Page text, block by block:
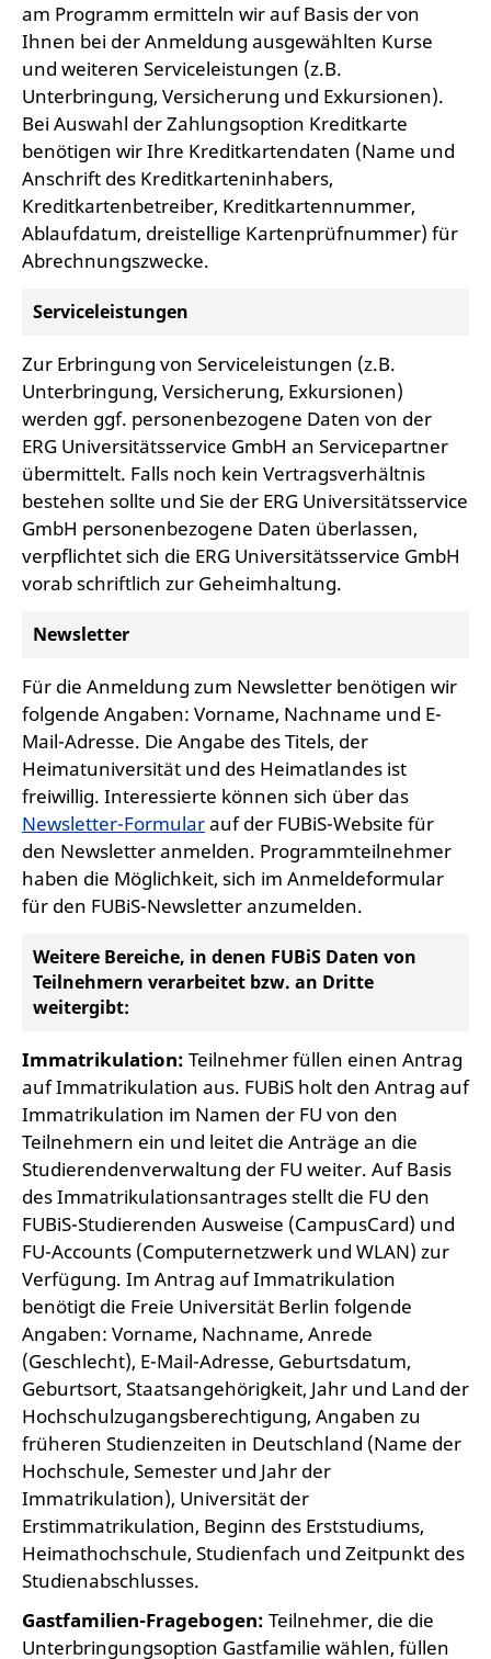
am Programm ermitteln wir auf Basis der von
Ihnen bei der Anmeldung ausgewählten Kurse
und weiteren Serviceleistungen (z.B.
Unterbringung, Versicherung und Exkursionen).
Bei Auswahl der Zahlungsoption Kreditkarte
benötigen wir Ihre Kreditkartendaten (Name und
Anschrift des Kreditkarteninhabers,
Kreditkartenbetreiber, Kreditkartennummer,
Ablaufdatum, dreistellige Kartenprüfnummer) für
Abrechnungszwecke.
Serviceleistungen
Zur Erbringung von Serviceleistungen (z.B.
Unterbringung, Versicherung, Exkursionen)
werden ggf. personenbezogene Daten von der
ERG Universitätsservice GmbH an Servicepartner
übermittelt. Falls noch kein Vertragsverhältnis
bestehen sollte und Sie der ERG Universitätsservice
GmbH personenbezogene Daten überlassen,
verpflichtet sich die ERG Universitätsservice GmbH
vorab schriftlich zur Geheimhaltung.
Newsletter
Für die Anmeldung zum Newsletter benötigen wir
folgende Angaben: Vorname, Nachname und E-
Mail-Adresse. Die Angabe des Titels, der
Heimatuniversität und des Heimatlandes ist
freiwillig. Interessierte können sich über das
Newsletter-Formularauf der FUBiS-Website für
den Newsletter anmelden. Programmteilnehmer
haben die Möglichkeit, sich im Anmeldeformular
für den FUBiS-Newsletter anzumelden.
Weitere Bereiche, in denen FUBiS Daten von
Teilnehmern verarbeitet bzw. an Dritte
weitergibt:
Immatrikulation: Teilnehmer füllen einen Antrag
auf Immatrikulation aus. FUBiS holt den Antrag auf
Immatrikulation im Namen der FU von den
Teilnehmern ein und leitet die Anträge an die
Studierendenverwaltung der FU weiter. Auf Basis
des Immatrikulationsantrages stellt die FU den
FUBiS-Studierenden Ausweise (CampusCard) und
FU-Accounts (Computernetzwerk und WLAN) zur
Verfügung. Im Antrag auf Immatrikulation
benötigt die Freie Universität Berlin folgende
Angaben: Vorname, Nachname, Anrede
(Geschlecht), E-Mail-Adresse, Geburtsdatum,
Geburtsort, Staatsangehörigkeit, Jahr und Land der
Hochschulzugangsberechtigung, Angaben zu
früheren Studienzeiten in Deutschland (Name der
Hochschule, Semester und Jahr der
Immatrikulation), Universität der
Erstimmatrikulation, Beginn des Erststudiums,
Heimathochschule, Studienfach und Zeitpunkt des
Studienabschlusses.
Gastfamilien-Fragebogen: Teilnehmer, die die
Unterbringungsoption Gastfamilie wählen, füllen